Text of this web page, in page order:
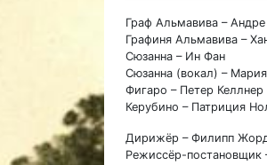
Граф Альмавива –
Графиня Альмавива –
Сюзанна – Ин Фан
Сюзанна (вокал) –
Фигаро – Петер Келлнер
Керубино – Патриция
Дирижёр – Филипп
Режиссёр-постановщик